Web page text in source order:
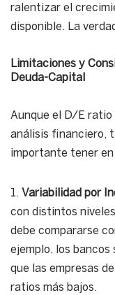
ralentizar el
disponible. La
Limitaciones y
Deuda-Capital
Aunque el D/E ratio
análisis financiero,
importante tener
1. Variabilidad por
con distintos
debe compararse
ejemplo, los
que las empresas
ratios más bajos.